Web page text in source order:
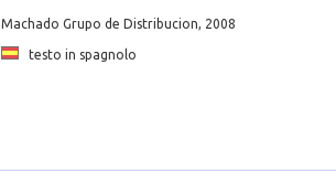
Machado Grupo de Distribucion, 2008
testo in spagnolo